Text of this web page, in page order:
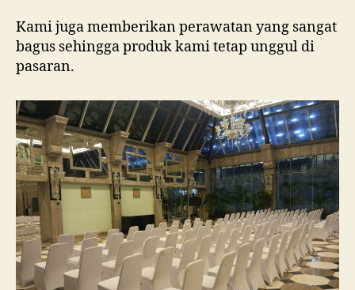
Kami juga memberikan perawatan yang sangat
bagus sehingga produk kami tetap unggul di
pasaran.